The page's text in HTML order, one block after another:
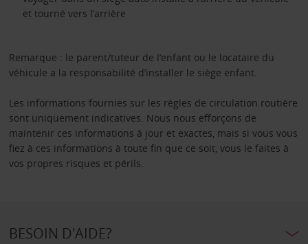
et tourné vers l’arrière
Remarque : le parent/tuteur de l’enfant ou le locataire du
véhicule a la responsabilité d’installer le siège enfant.
Les informations fournies sur les règles de circulation routière
sont uniquement indicatives. Nous nous efforçons de
maintenir ces informations à jour et exactes, mais si vous vous
fiez à ces informations à toute fin que ce soit, vous le faites à
vos propres risques et périls.
BESOIN D'AIDE?